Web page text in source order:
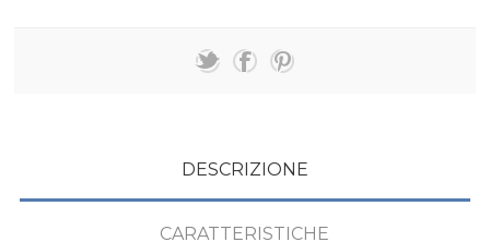
DESCRIZIONE
CARATTERISTICHE